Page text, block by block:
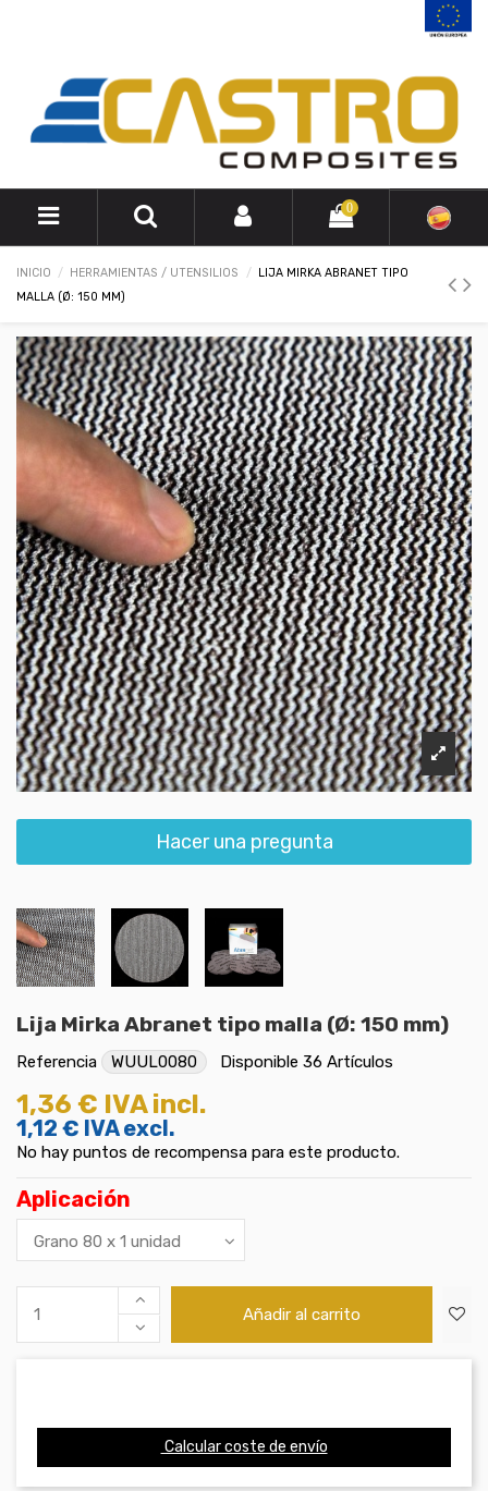
0
INICIO HERRAMIENTAS / UTENSILIOS
LIJA MIRKA ABRANET TIPO
MALLA (Ø: 150 MM)
Hacer una pregunta
Lija Mirka Abranet tipo malla (Ø: 150 mm)
Referencia WUUL0080 Disponible 36 Artículos
1,36 € IVA incl.
1,12 € IVA excl.
No hay puntos de recompensa para este producto.
Aplicación
Añadir al carrito
Calcular coste de envío